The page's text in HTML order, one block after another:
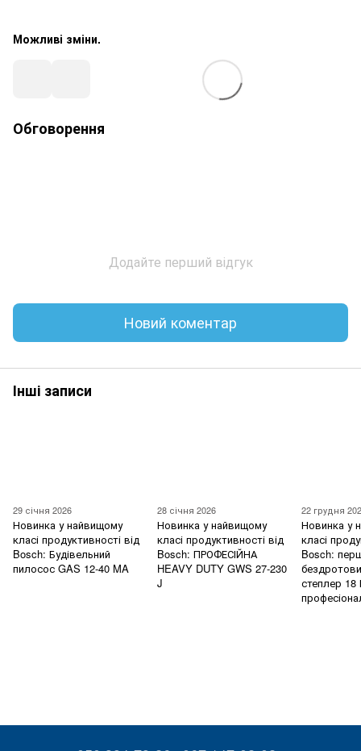
Можливі зміни.
Обговорення
Додайте перший відгук
Новий коментар
Інші записи
29 січня 2026
Новинка у найвищому
класі продуктивності від
Bosch: Будівельний
пилосос GAS 12-40 MA
28 січня 2026
Новинка у найвищому
класі продуктивності від
Bosch: ПРОФЕСІЙНА
HEAVY DUTY GWS 27-230
J
22 грудня
Новинка у
класі
Bosch:
степлер